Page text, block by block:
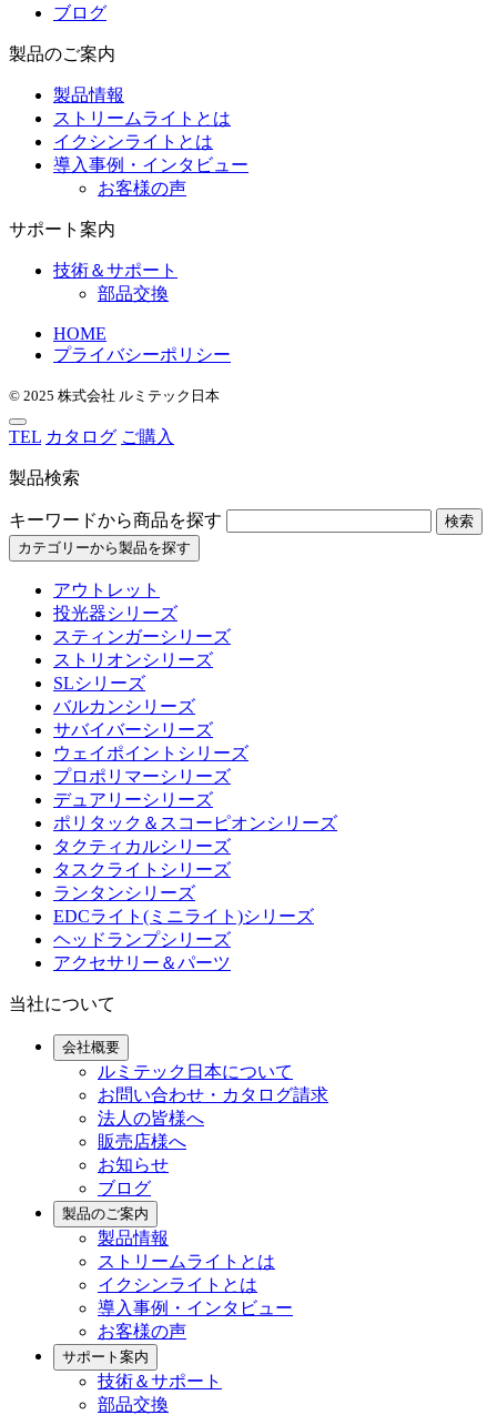
ブログ
製品のご案内
製品情報
ストリームライトとは
イクシンライトとは
導入事例・インタビュー
お客様の声
サポート案内
技術＆サポート
部品交換
HOME
プライバシーポリシー
© 2025 株式会社 ルミテック日本
TEL カタログ ご購入
製品検索
キーワードから商品を探す
検索
カテゴリーから製品を探す
アウトレット
投光器シリーズ
スティンガーシリーズ
ストリオンシリーズ
SLシリーズ
バルカンシリーズ
サバイバーシリーズ
ウェイポイントシリーズ
プロポリマーシリーズ
デュアリーシリーズ
ポリタック＆スコーピオンシリーズ
タクティカルシリーズ
タスクライトシリーズ
ランタンシリーズ
EDCライト(ミニライト)シリーズ
ヘッドランプシリーズ
アクセサリー＆パーツ
当社について
会社概要
ルミテック日本について
お問い合わせ・カタログ請求
法人の皆様へ
販売店様へ
お知らせ
ブログ
製品のご案内
製品情報
ストリームライトとは
イクシンライトとは
導入事例・インタビュー
お客様の声
サポート案内
技術＆サポート
部品交換